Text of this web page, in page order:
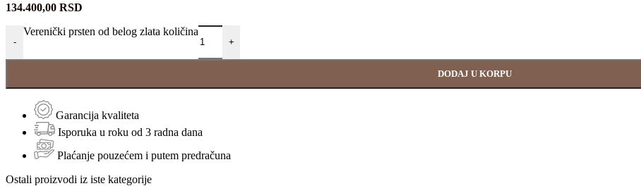
134.400,00 RSD
-
Verenički prsten od belog zlata količina
+
DODAJ U KORPU
Garancija kvaliteta
Isporuka u roku od 3 radna dana
Plaćanje pouzećem i putem predračuna
Ostali proizvodi iz iste kategorije